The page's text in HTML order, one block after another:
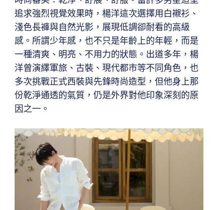
追求強烈視覺效果時，楊洋這次選擇用白襯衫、
淺色長褲與自然光影，展現低調卻耐看的高級
感。所謂少年感，也不只是年齡上的年輕，而是
一種清爽、明亮、不用力的狀態。出道多年，楊
洋曾演繹軍旅、古裝、現代都市等不同角色，也
多次挑戰正式西裝與先鋒時尚造型，但他身上那
份乾淨通透的氣質，仍是外界對他印象深刻的原
因之一。